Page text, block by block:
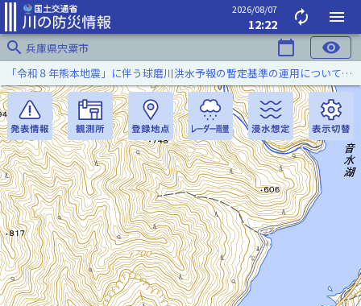
2026/08/07
12:22 autorenew
menu
search 兵庫県宍粟市 calendar_today visibility
「令和８年熊本地震」に伴う球磨川洪水予報の暫定基準の運用について（令和８年８月５日）